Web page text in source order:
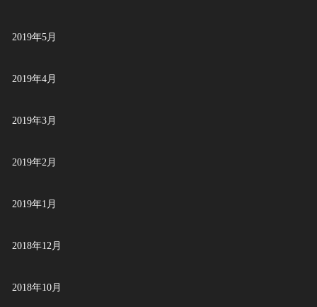
2019年5月
2019年4月
2019年3月
2019年2月
2019年1月
2018年12月
2018年10月